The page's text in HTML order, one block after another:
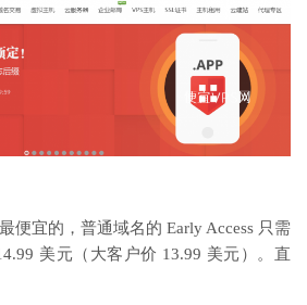
便宜的，普通域名的 Early Access 只需
美元（大客户价 13.99 美元）。直